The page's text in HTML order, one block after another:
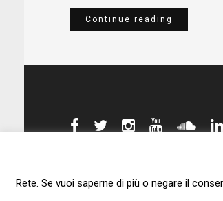
Continue reading
Rete. Se vuoi saperne di più o negare il